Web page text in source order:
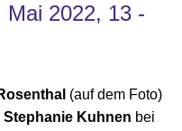
Mai 2022, 13 -
(auf dem Foto)
Stephanie Kuhnen bei